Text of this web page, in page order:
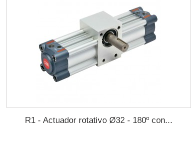
R1 - Actuador rotativo Ø32 - 180º con...